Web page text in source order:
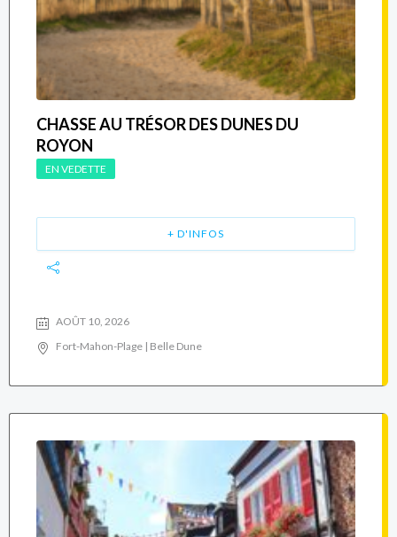
CHASSE AU TRÉSOR DES DUNES DU
ROYON
EN VEDETTE
+ D'INFOS
AOÛT 10, 2026
Fort-Mahon-Plage | Belle Dune